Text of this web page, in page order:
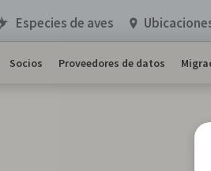
Socios Proveedores de datos
Especies de aves